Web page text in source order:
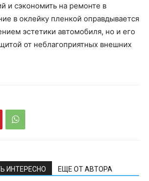
и сэкономить на ремонте в
в оклейку пленкой оправдывается
эстетики автомобиля, но и его
от неблагоприятных внешних
ИНТЕРЕСНО ЕЩЕ ОТ АВТОРА